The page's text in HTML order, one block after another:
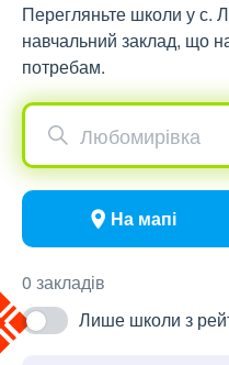
Перегляньте школи у с.
навчальний заклад, що
потребам.
Любомирівка
На мапі
0 закладів
Лише школи з